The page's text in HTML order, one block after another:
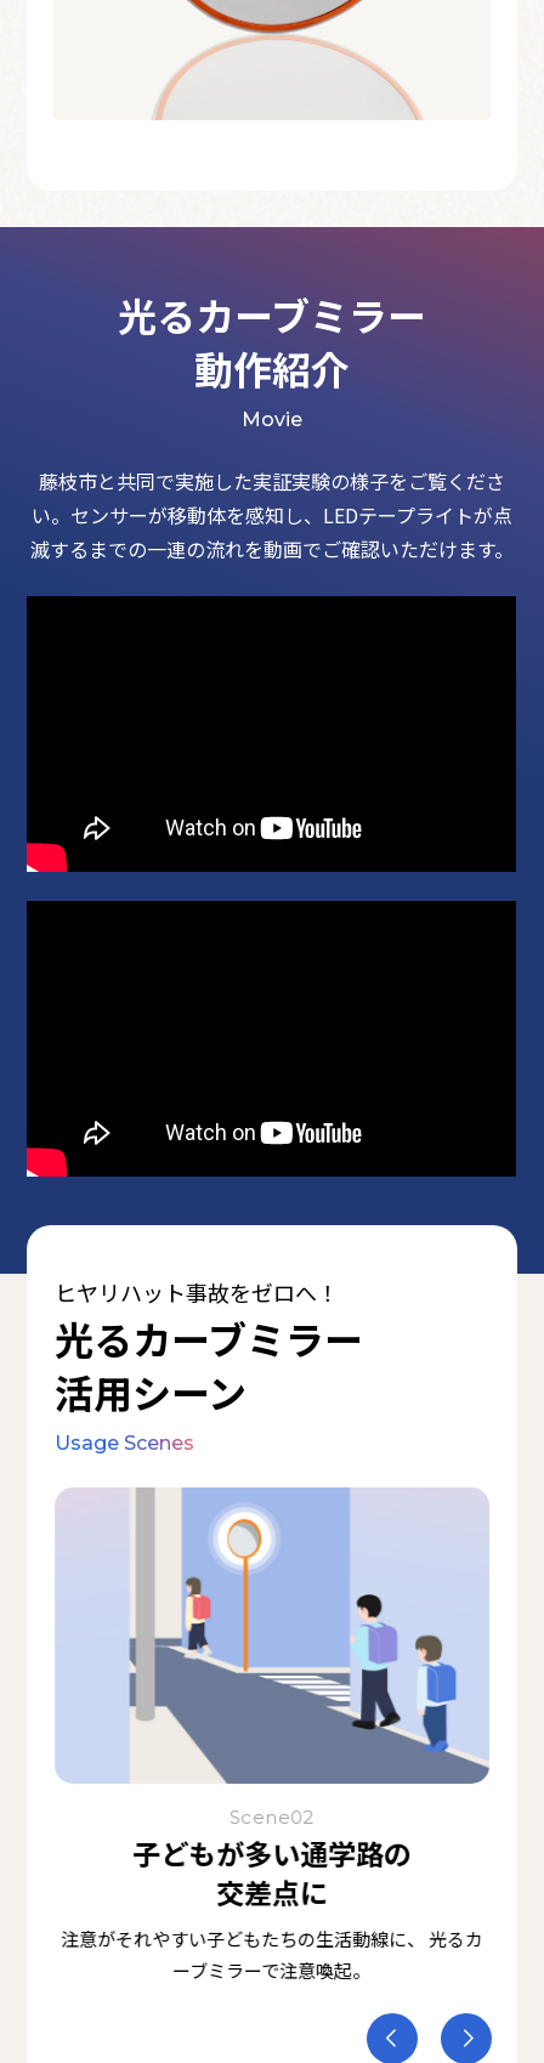
光るカーブミラー
動作紹介
Movie
藤枝市と共同で実施した実証実験の様子をご覧くださ
い。 センサーが移動体を感知し、LEDテープライトが点
滅するまでの一連の流れを動画でご確認いただけます。
ヒヤリハット事故をゼロへ！
光るカーブミラー
活用シーン
Usage Scenes
Scene02
子どもが多い通学路の
交差点に
注意がそれやすい子どもたちの生活動線に、
光るカ
ーブミラーで注意喚起。